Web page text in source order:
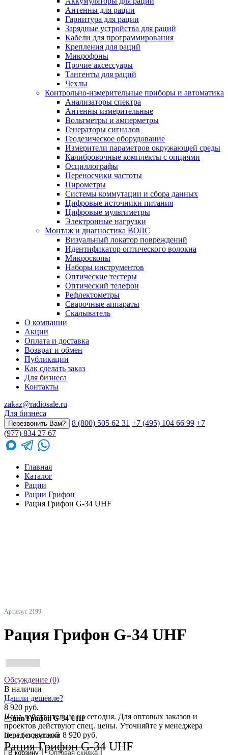
Антенны для рации
Гарнитура для рации
Зарядные устройства для раций
Кабели для программирования
Крепления для раций
Микрофоны
Прочие аксессуары
Тангенты для раций
Чехлы
Контрольно-измерительные приборы и автоматика
Анализаторы спектра
Антенны измерительные
Вольтметры и амперметры
Генераторы сигналов
Геодезическое оборудование
Измерители параметров окружающей среды
Калибровочные комплекты с опциями
Осциллографы
Переносчики частоты
Пирометры
Системы коммутации и сбора данных
Цифровые источники питания
Цифровые мультиметры
Электронные нагрузки
Монтаж и диагностика ВОЛС
Визуальный локатор повреждений
Идентификатор оптического волокна
Микроскопы
Наборы инструментов
Оптические тестеры
Оптический телефон
Рефлектометры
Сварочные аппараты
Скалыватель
О компании
Акции
Оплата и доставка
Возврат и обмен
Публикации
Как сделать заказ
Для бизнеса
Контакты
zakaz@radiosale.ru
Для бизнеса
Перезвонить Вам? 8 (800) 505 62 31 +7 (495) 104 66 99 +7
(977) 834 27 67
Главная
Каталог
Рации
Рации Грифон
Рация Грифон G-34 UHF
Артикул: 2199
Рация Грифон G-34 UHF
Обсуждение (0)
Рация Грифон G-34 UHF
Цена без доставки 8 920 руб.
Рация Грифон G-34 UHF
В наличии
Нашли дешевле?
8 920 руб.
Цена действительна на сегодня. Для оптовых заказов и
проектов действуют спец. цены. Уточняйте у менеджера
перед покупкой
В корзину Оптовая скидка